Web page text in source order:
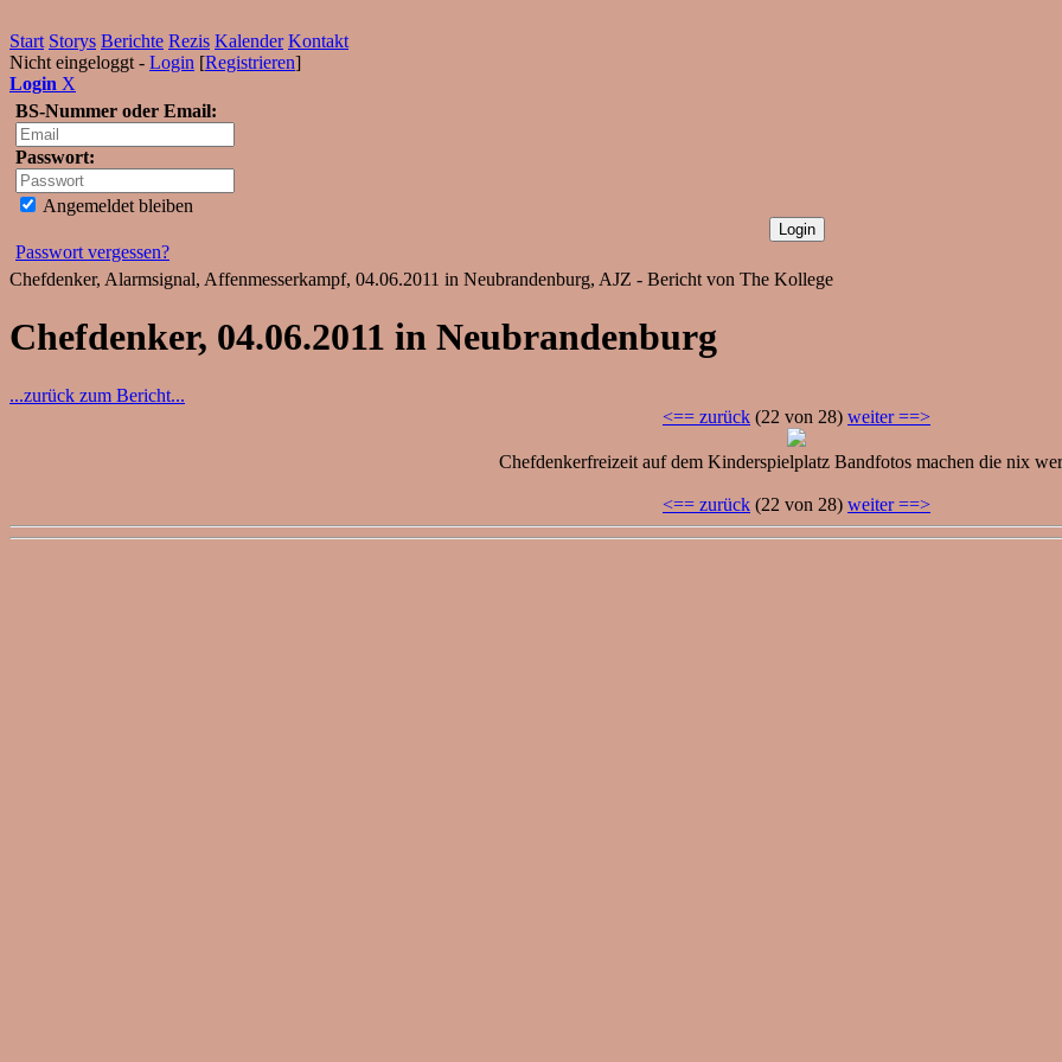
Start Storys Berichte Rezis Kalender Kontakt
Nicht eingeloggt - Login [Registrieren]
Login X
BS-Nummer oder Email:
Passwort:
Angemeldet bleiben
Passwort vergessen?
Chefdenker, Alarmsignal, Affenmesserkampf, 04.06.2011 in Neubrandenburg, AJZ - Bericht von The Kollege
Chefdenker, 04.06.2011 in Neubrandenburg
...zurück zum Bericht...
<== zurück (22 von 28) weiter ==>
Chefdenkerfreizeit auf dem Kinderspielplatz Bandfotos machen die nix
<== zurück (22 von 28) weiter ==>